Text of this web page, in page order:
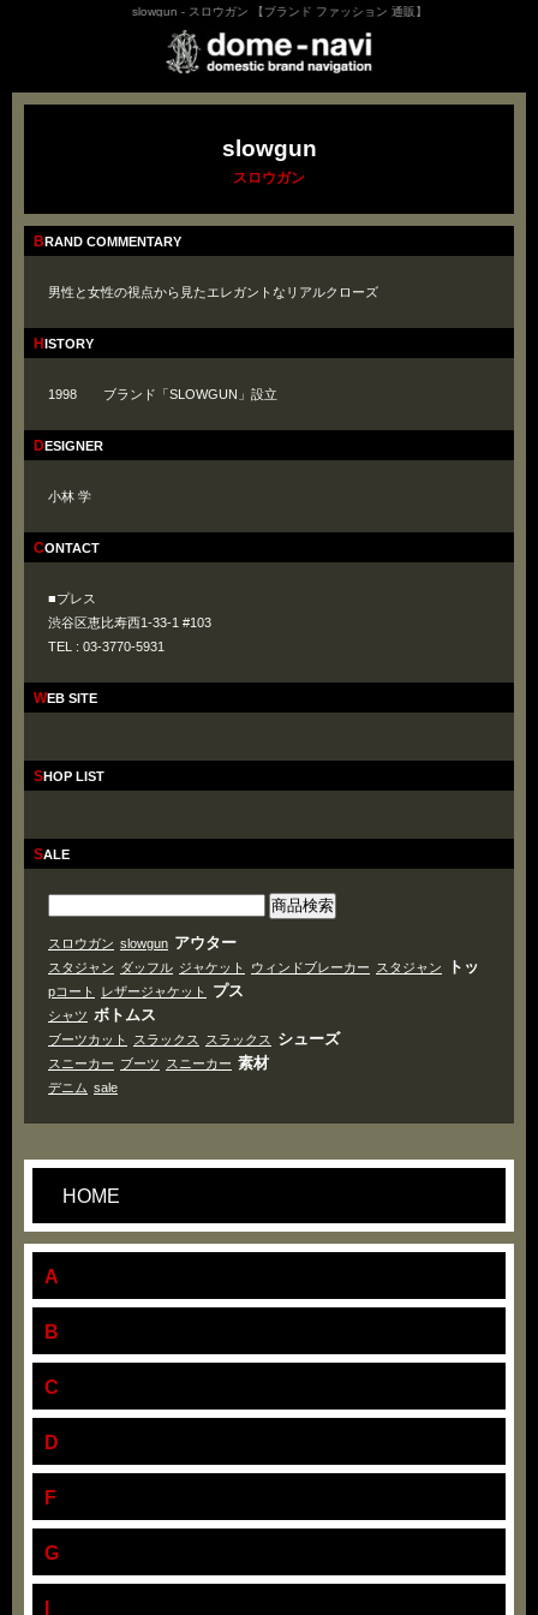
slowgun - スロウガン 【ブランド ファッション 通販】
slowgun
スロウガン
BRAND COMMENTARY
男性と女性の視点から見たエレガントなリアルクローズ
HISTORY
1998 ブランド「SLOWGUN」設立
DESIGNER
小林 学
CONTACT
■プレス
渋谷区恵比寿西1-33-1 #103
TEL : 03-3770-5931
WEB SITE
SHOP LIST
SALE
スロウガン slowgun アウター
スタジャン ダッフル ジャケット ウィンドブレーカー スタジャン
pコート
レザージャケット
トッ
プス
シャツ ボトムス
ブーツカット スラックス スラックス シューズ
スニーカー ブーツ スニーカー 素材
デニム sale
HOME
A
B
C
D
F
G